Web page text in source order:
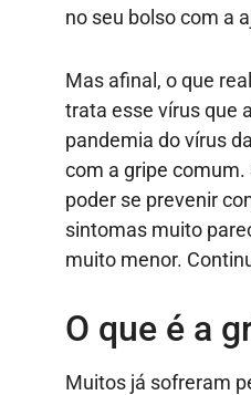
no seu bolso com a
Mas afinal, o que
trata esse vírus que
pandemia do vírus
com a gripe comum.
poder se prevenir
sintomas muito
muito menor.
O que é a
Muitos já sofreram